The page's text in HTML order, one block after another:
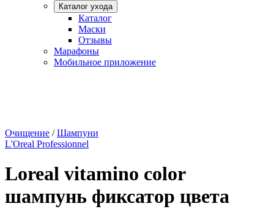
Каталог ухода
Каталог
Маски
Отзывы
Марафоны
Мобильное приложение
Очищение /Шампуни
L'Oreal Professionnel
Loreal vitamino color
шампунь фиксатор цвета